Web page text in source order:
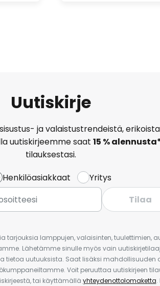
Uutiskirje
ja valaistustrendeistä,
uutiskirjeemme saat 15 %
tilauksestasi.
Henkilöasiakkaat
Yritys
Tilaa
tarjouksia lamppujen, valaisinten, tuulettimien,
Lähetämme sinulle myös vain
tietoa uutuuksista. Saat lisäksi mahdollisuuden
Voit peruuttaa uutiskirjeen
tai käyttämällä yhteydenottolomaketta